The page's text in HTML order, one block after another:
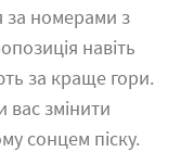
за номерами з
навіть
за краще гори.
вас змінити
сонцем піску.